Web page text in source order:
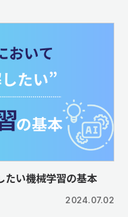
たい機械学習の基本
2024.07.02